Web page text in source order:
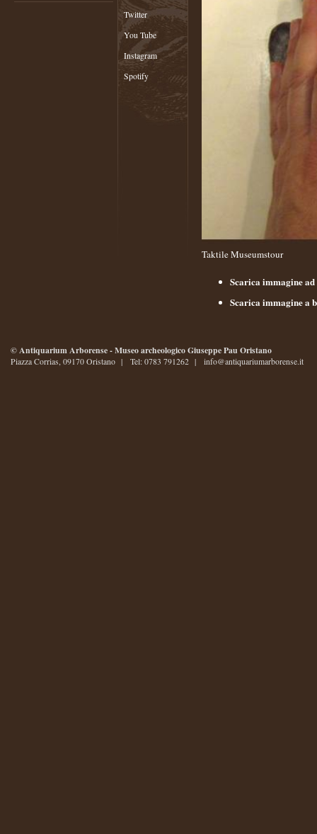
Twitter
You Tube
Instagram
Spotify
Taktile Museumstour
Scarica immagine
Scarica immagine a
© Antiquarium Arborense - Museo archeologico Giuseppe Pau Oristano
Piazza Corrias, 09170 Oristano | Tel: 0783 791262 | info@antiquariumarborense.it